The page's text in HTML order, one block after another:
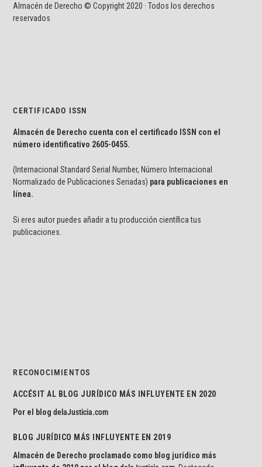
Almacén de Derecho © Copyright 2020 · Todos los derechos
reservados
CERTIFICADO ISSN
Almacén de Derecho cuenta con el certificado ISSN con el
número identificativo 2605-0455.
(Internacional Standard Serial Number, Número Internacional
Normalizado de Publicaciones Seriadas) para publicaciones en
línea.
Si eres autor puedes añadir a tu producción científica tus
publicaciones.
RECONOCIMIENTOS
ACCÉSIT AL BLOG JURÍDICO MÁS INFLUYENTE EN 2020
Por el blogdelaJusticia.com
BLOG JURÍDICO MÁS INFLUYENTE EN 2019
Almacén de Derecho proclamado como blog jurídico más